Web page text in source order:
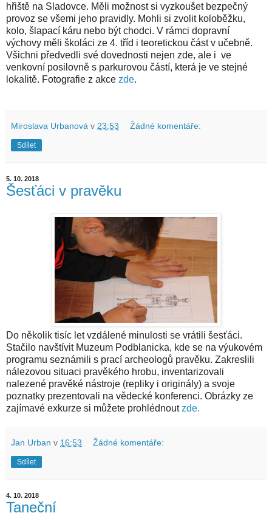
hřiště na Sladovce. Měli možnost si vyzkoušet bezpečný
provoz se všemi jeho pravidly. Mohli si zvolit koloběžku,
kolo, šlapací káru nebo být chodci. V rámci dopravní
výchovy měli školáci ze 4. tříd i teoretickou část v učebně.
Všichni předvedli své dovednosti nejen zde, ale i ve
venkovní posilovně s parkurovou částí, která je ve stejné
lokalitě. Fotografie z akce zde.
Miroslava Urbanová v 23:53 Žádné komentáře:
Sdílet
5. 10. 2018
Šesťáci v pravěku
Do několik tisíc let vzdálené minulosti se vrátili šesťáci.
Stačilo navštívit Muzeum Podblanicka, kde se na výukovém
programu seznámili s prací archeologů pravěku. Zakreslili
nálezovou situaci pravěkého hrobu, inventarizovali
nalezené pravěké nástroje (repliky i originály) a svoje
poznatky prezentovali na vědecké konferenci. Obrázky ze
zajímavé exkurze si můžete prohlédnoutzde.
Jan Urban v 16:53 Žádné komentáře:
Sdílet
4. 10. 2018
Taneční